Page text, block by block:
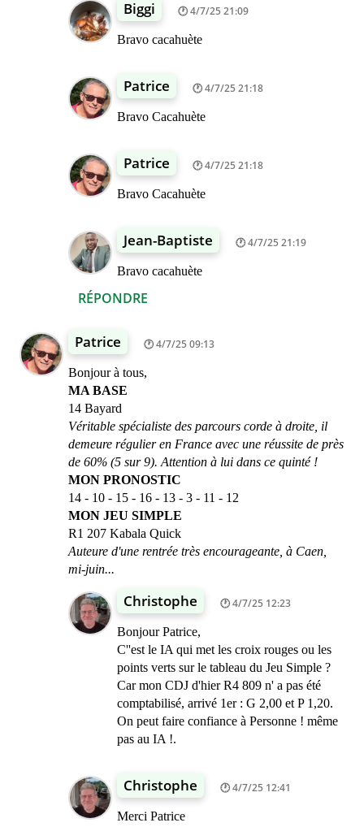
RÉPONDRE
Biggi 4/7/25 21:09
Bravo cacahuète
Patrice 4/7/25 21:18
Bravo Cacahuète
Patrice 4/7/25 21:18
Bravo Cacahuète
Jean-Baptiste 4/7/25 21:19
Bravo cacahuète
Patrice 4/7/25 09:13
Bonjour à tous,
MA BASE
14 Bayard
Véritable spécialiste des parcours corde à droite, il
demeure régulier en France avec une réussite de près
de 60% (5 sur 9). Attention à lui dans ce quinté !
MON PRONOSTIC
14 - 10 - 15 - 16 - 13 - 3 - 11 - 12
MON JEU SIMPLE
R1 207 Kabala Quick
Auteure d'une rentrée très encourageante, à Caen,
mi-juin...
Christophe 4/7/25 12:23
Bonjour Patrice,
C''est le IA qui met les croix rouges ou les
points verts sur le tableau du Jeu Simple ?
Car mon CDJ d'hier R4 809 n' a pas été
comptabilisé, arrivé 1er : G 2,00 et P 1,20.
On peut faire confiance à Personne ! même
pas au IA !.
Christophe 4/7/25 12:41
Merci Patrice